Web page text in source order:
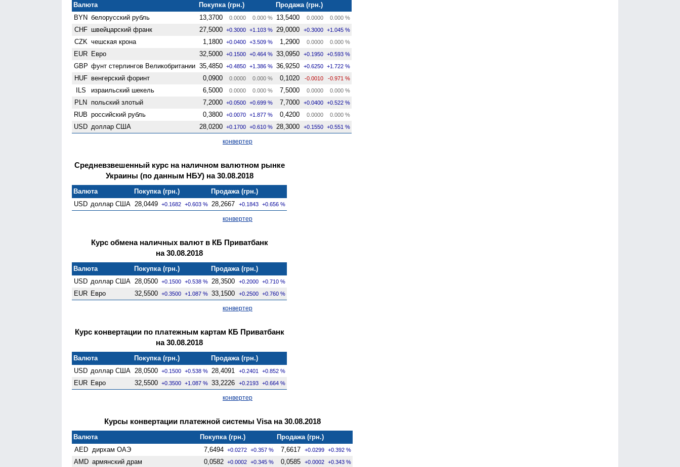
Валюта Покупка (грн.)
Продажа (грн.)
BYN белорусский рубль 13,3700 0.0000 0.000 % 13,5400 0.0000 0.000 %
CHF швейцарский франк 27,5000 +0.3000 +1.103 % 29,0000 +0.3000 +1.045 %
CZK чешская крона 1,1800 +0.0400 +3.509 % 1,2900 0.0000 0.000 %
EUR Евро 32,5000 +0.1500 +0.464 % 33,0950 +0.1950 +0.593 %
GBP фунт стерлингов Велико­британии 35,4850 +0.4850 +1.386 % 36,9250 +0.6250 +1.722 %
HUF венгерский форинт 0,0900 0.0000 0.000 % 0,1020 -0.0010 -0.971 %
ILS израильский шекель 6,5000 0.0000 0.000 % 7,5000 0.0000 0.000 %
PLN польский злотый 7,2000 +0.0500 +0.699 % 7,7000 +0.0400 +0.522 %
RUB российский рубль 0,3800 +0.0070 +1.877 % 0,4200 0.0000 0.000 %
USD доллар США 28,0200 +0.1700 +0.610 % 28,3000 +0.1550 +0.551 %
конвертер
Средневзвешенный курс на наличном валютном рынке
Украины (по данным НБУ) на 30.08.2018
Валюта Покупка (грн.)
Продажа (грн.)
USD доллар США 28,0449 +0.1682 +0.603 % 28,2667 +0.1843 +0.656 %
конвертер
Курс обмена наличных валют в КБ Приватбанк
на 30.08.2018
Валюта Покупка (грн.)
Продажа (грн.)
USD доллар США 28,0500 +0.1500 +0.538 % 28,3500 +0.2000 +0.710 %
EUR Евро 32,5500 +0.3500 +1.087 % 33,1500 +0.2500 +0.760 %
конвертер
Курс конвертации по платежным картам КБ Приватбанк
на 30.08.2018
Валюта Покупка (грн.)
Продажа (грн.)
USD доллар США 28,0500 +0.1500 +0.538 % 28,4091 +0.2401 +0.852 %
EUR Евро 32,5500 +0.3500 +1.087 % 33,2226 +0.2193 +0.664 %
конвертер
Курсы конвертации платежной системы Visa на 30.08.2018
Валюта Покупка (грн.)
Продажа (грн.)
AED дирхам ОАЭ 7,6494 +0.0272 +0.357 % 7,6617 +0.0299 +0.392 %
AMD армянский драм 0,0582 +0.0002 +0.345 % 0,0585 +0.0002 +0.343 %